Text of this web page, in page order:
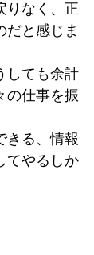
りなく、正
だと感じま
しても余計
の仕事を振
きる、情報
てやるしか